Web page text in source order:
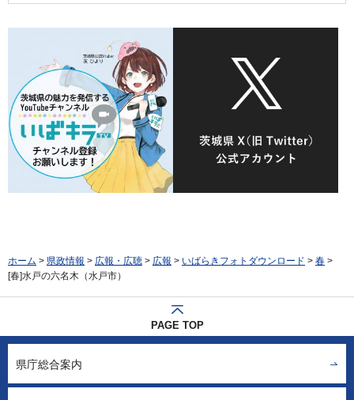
ホーム > 県政情報 > 広報・広聴 > 広報 > いばらきフォトダウンロード > 春 >
[春]水戸の六名木（水戸市）
PAGE TOP
県庁総合案内